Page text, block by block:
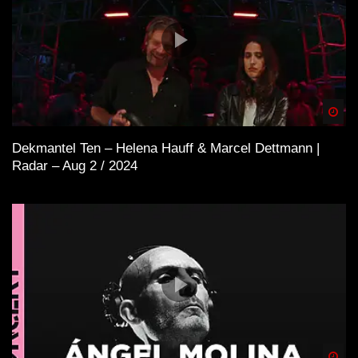
Dekmantel Ten – Helena Hauff & Marcel Dettmann |
Radar – Aug 2 / 2024